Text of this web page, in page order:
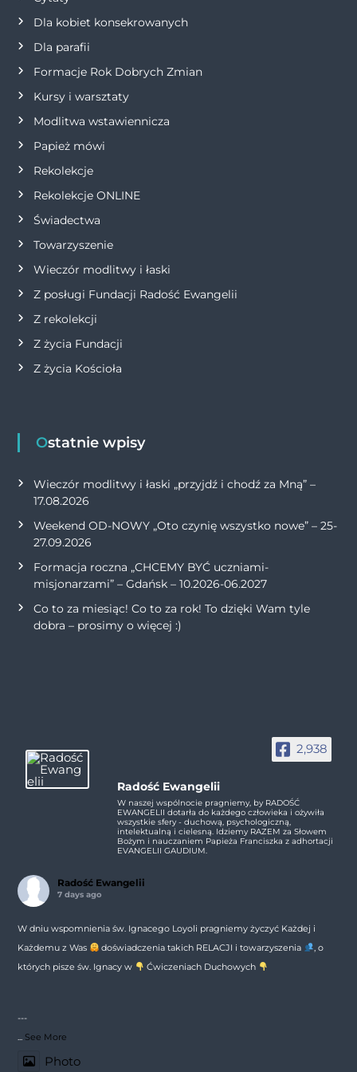
a
w
p
i
s
u
Dla kobiet konsekrowanych
Dla parafii
Formacje Rok Dobrych Zmian
Kursy i warsztaty
Modlitwa wstawiennicza
Papież mówi
Rekolekcje
Rekolekcje ONLINE
Świadectwa
Towarzyszenie
Wieczór modlitwy i łaski
Z posługi Fundacji Radość Ewangelii
Z rekolekcji
Z życia Fundacji
Z życia Kościoła
Ostatnie wpisy
Wieczór modlitwy i łaski „przyjdź i chodź za Mną” –
17.08.2026
Weekend OD-NOWY „Oto czynię wszystko nowe” – 25-
27.09.2026
Formacja roczna „CHCEMY BYĆ uczniami-
misjonarzami” – Gdańsk – 10.2026-06.2027
Co to za miesiąc! Co to za rok! To dzięki Wam tyle
dobra – prosimy o więcej :)
2,938
Radość Ewangelii
W naszej wspólnocie pragniemy, by RADOŚĆ
EWANGELII dotarła do każdego człowieka i ożywiła
wszystkie sfery - duchową, psychologiczną,
intelektualną i cielesną. Idziemy RAZEM za Słowem
Bożym i nauczaniem Papieża Franciszka z adhortacji
EVANGELII GAUDIUM.
Radość Ewangelii
7 days ago
W dniu wspomnienia św. Ignacego Loyoli pragniemy życzyć Każdej i
Każdemu z Was
doświadczenia takich RELACJI i towarzyszenia
, o
których pisze św. Ignacy w
Ćwiczeniach Duchowych
---
See More
Photo